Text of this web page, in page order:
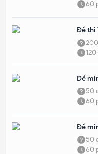
60
Đề thi
200
120
Đề
50
60
Đề
50
60